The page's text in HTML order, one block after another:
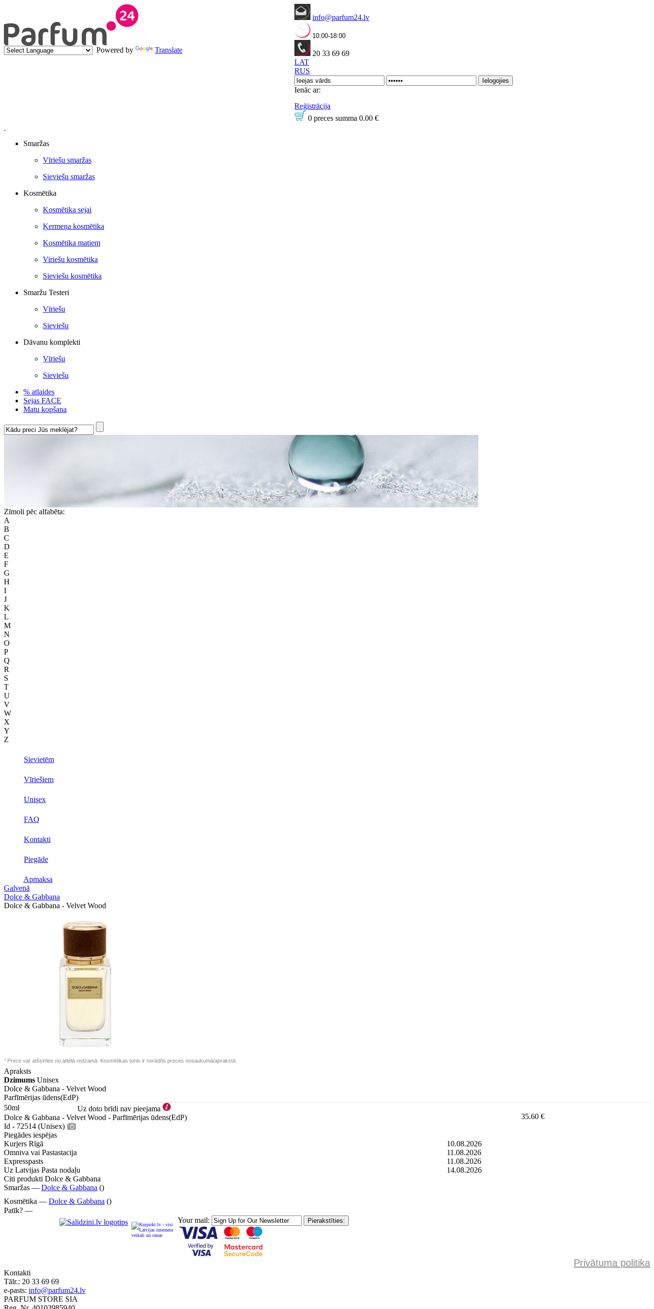
Powered by Translate
info@parfum24.lv
10:00-18:00
20 33 69 69
LAT
RUS
Ienāc ar:
Reģistrācija
0 preces summa 0.00 €
Smaržas
Vīriešu smaržas
Sieviešu smaržas
Kosmētika
Kosmētika sejai
Ķermeņa kosmētika
Kosmētika matiem
Viriešu kosmētika
Sieviešu kosmētika
Smaržu Testeri
Vīriešu
Sieviešu
Dāvanu komplekti
Vīriešu
Sieviešu
% atlaides
Sejas FACE
Matu kopšana
Zīmoli pēc alfabēta:
A
B
C
D
E
F
G
H
I
J
K
L
M
N
O
P
Q
R
S
T
U
V
W
X
Y
Z
Sievietēm
Vīriešiem
Unisex
FAQ
Kontakti
Piegāde
Apmaksa
Galvenā
Dolce & Gabbana
Dolce & Gabbana - Velvet Wood
* Prece var atšķirties no attēlā redzamā. Kosmētikas tonis ir norādīts preces nosaukumā/aprakstā.
Apraksts
Dzimums Unisex
Dolce & Gabbana - Velvet Wood
Parfīmērijas ūdens(EdP)
50ml
Uz doto brīdi nav pieejama
Dolce & Gabbana - Velvet Wood - Parfīmērijas ūdens(EdP)
Id - 72514 (Unisex)
35.60 €
Piegādes iespējas
Kurjers Rīgā
10.08.2026
Omniva vai Pastastacija
11.08.2026
Expresspasts
11.08.2026
Uz Latvijas Pasta nodaļu
14.08.2026
Citi produkti Dolce & Gabbana
Smaržas — Dolce & Gabbana ()
Kosmētika — Dolce & Gabbana ()
Patīk? —
Your mail:
Privātuma politika
Kontakti
Tālr.: 20 33 69 69
e-pasts: info@parfum24.lv
PARFUM STORE SIA